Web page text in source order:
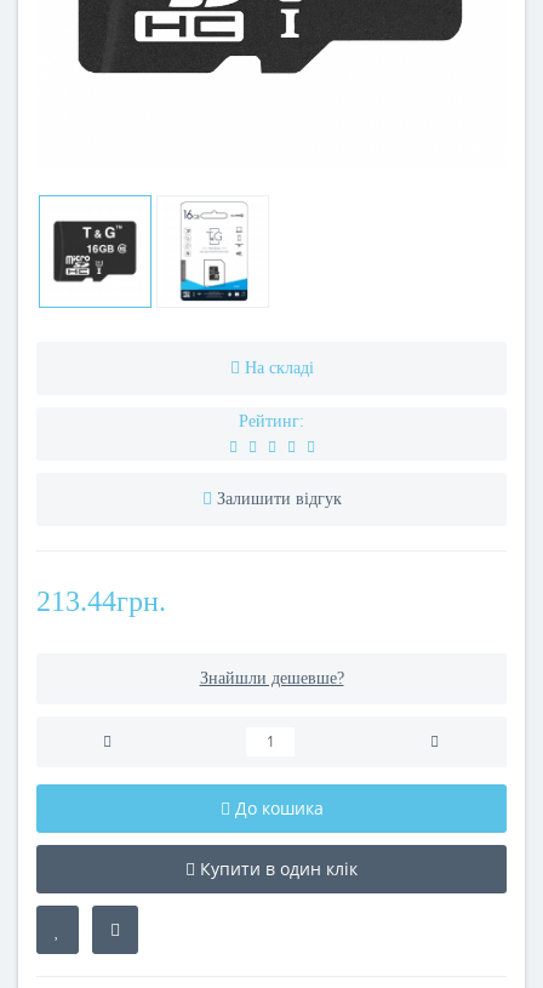
На складі
Рейтинг:
Залишити відгук
213.44грн.
Знайшли дешевше?
До кошика
Купити в один клік